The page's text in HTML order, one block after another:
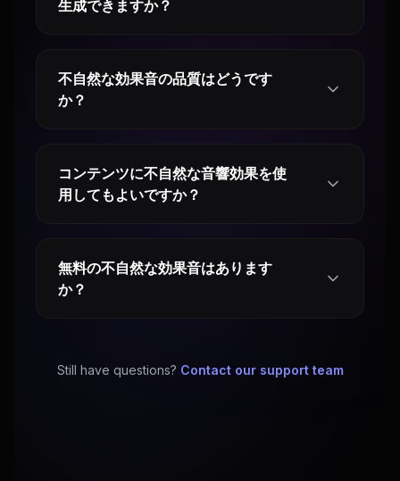
生成できますか？
不自然な効果音の品質はどうです
か？
コンテンツに不自然な音響効果を使
用してもよいですか？
無料の不自然な効果音はあります
か？
Still have questions? Contact our support team